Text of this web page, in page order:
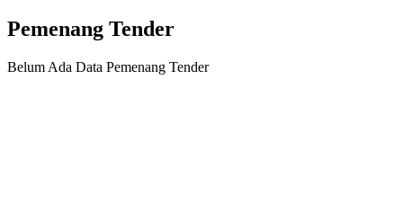
Pemenang Tender
Belum Ada Data Pemenang Tender